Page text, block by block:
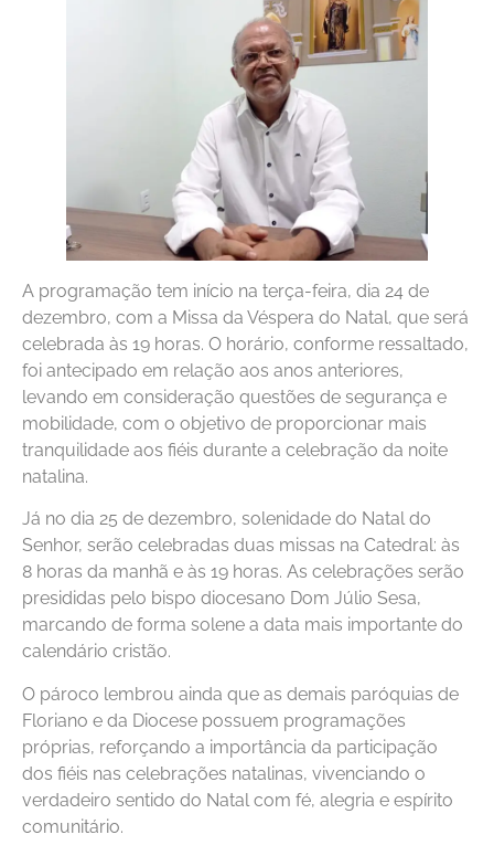
A programação tem início na terça-feira, dia 24 de
dezembro, com a Missa da Véspera do Natal, que será
celebrada às 19 horas. O horário, conforme ressaltado,
foi antecipado em relação aos anos anteriores,
levando em consideração questões de segurança e
mobilidade, com o objetivo de proporcionar mais
tranquilidade aos fiéis durante a celebração da noite
natalina.
Já no dia 25 de dezembro, solenidade do Natal do
Senhor, serão celebradas duas missas na Catedral: às
8 horas da manhã e às 19 horas. As celebrações serão
presididas pelo bispo diocesano Dom Júlio Sesa,
marcando de forma solene a data mais importante do
calendário cristão.
O pároco lembrou ainda que as demais paróquias de
Floriano e da Diocese possuem programações
próprias, reforçando a importância da participação
dos fiéis nas celebrações natalinas, vivenciando o
verdadeiro sentido do Natal com fé, alegria e espírito
comunitário.